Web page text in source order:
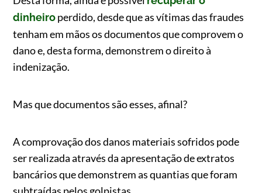
dinheiroperdido, desde que as vítimas das fraudes
tenham em mãos os documentos que comprovem o
dano e, desta forma, demonstrem o direito à
indenização.
Mas que documentos são esses, afinal?
A comprovação dos danos materiais sofridos pode
ser realizada através da apresentação de extratos
bancários que demonstrem as quantias que foram